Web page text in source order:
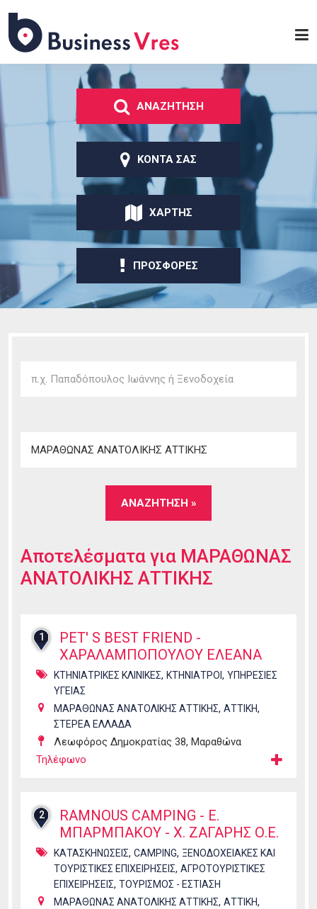
κυρίως περιεχόμενο
Business
ΑΝΑΖΗΤΗΣΗ
ΚΟΝΤΑ ΣΑΣ
ΧΑΡΤΗΣ
ΠΡΟΣΦΟΡΕΣ
Αποτελέσματα για ΜΑΡΑΘΩΝΑΣ
ΑΝΑΤΟΛΙΚΗΣ ΑΤΤΙΚΗΣ
1
PET' S BEST FRIEND -
ΧΑΡΑΛΑΜΠΟΠΟΥΛΟΥ ΕΛΕΑΝΑ
ΚΤΗΝΙΑΤΡΙΚΕΣ ΚΛΙΝΙΚΕΣ, ΚΤΗΝΙΑΤΡΟΙ , ΥΠΗΡΕΣΙΕΣ
ΥΓΕΙΑΣ
ΜΑΡΑΘΩΝΑΣ ΑΝΑΤΟΛΙΚΗΣ ΑΤΤΙΚΗΣ, ΑΤΤΙΚΗ,
ΣΤΕΡΕΑ ΕΛΛΑΔΑ
Λεωφόρος Δημοκρατίας 38, Μαραθώνα
Τηλέφωνο
2
RAMNOUS CAMPING - Ε.
ΜΠΑΡΜΠΑΚΟΥ - Χ. ΖΑΓΑΡΗΣ Ο.Ε.
ΚΑΤΑΣΚΗΝΩΣΕΙΣ, CAMPING, ΞΕΝΟΔΟΧΕΙΑΚΕΣ ΚΑΙ
ΤΟΥΡΙΣΤΙΚΕΣ ΕΠΙΧΕΙΡΗΣΕΙΣ, ΑΓΡΟΤΟΥΡΙΣΤΙΚΕΣ
ΕΠΙΧΕΙΡΗΣΕΙΣ, ΤΟΥΡΙΣΜΟΣ - ΕΣΤΙΑΣΗ
ΜΑΡΑΘΩΝΑΣ ΑΝΑΤΟΛΙΚΗΣ ΑΤΤΙΚΗΣ, ΑΤΤΙΚΗ,